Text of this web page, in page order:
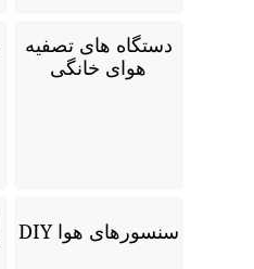
دستگاه های تصفیه
هوای خانگی
سنسورهای هوا DIY